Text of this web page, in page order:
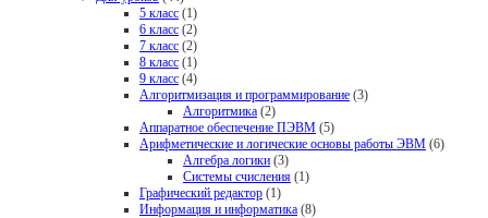
5 класс (1)
6 класс (2)
7 класс (2)
8 класс (1)
9 класс (4)
Алгоритмизация и программирование (3)
Алгоритмика (2)
Аппаратное обеспечение ПЭВМ (5)
Арифметические и логические основы работы ЭВМ (6)
Алгебра логики (3)
Системы счисления (1)
Графический редактор (1)
Информация и информатика (8)